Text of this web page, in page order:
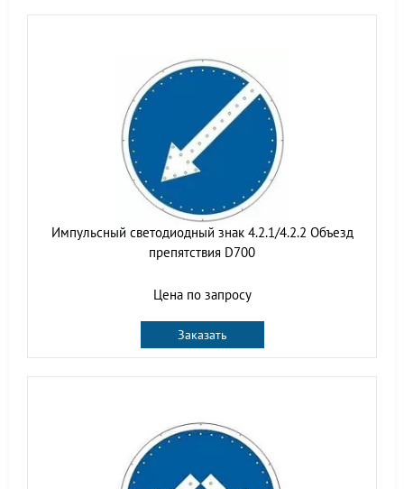
Импульсный светодиодный знак 4.2.1/4.2.2 Объезд
препятствия D700
Цена по запросу
Заказать